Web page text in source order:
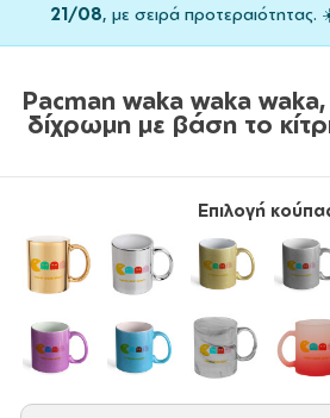
21/08, με σειρά προτεραιότητας.
Pacman waka waka
δίχρωμη με βάση το
Επιλογή